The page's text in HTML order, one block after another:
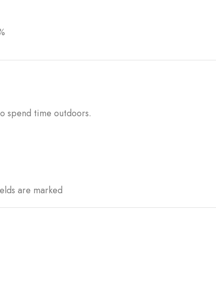
spend time outdoors.
are marked